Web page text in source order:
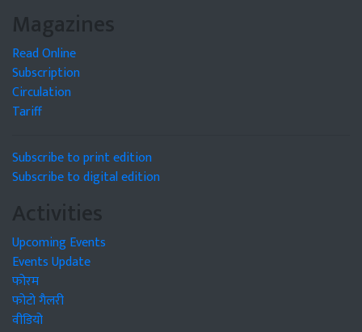
Magazines
Read Online
Subscription
Circulation
Tariff
Subscribe to print edition
Subscribe to digital edition
Activities
Upcoming Events
Events Update
फोरम
फोटो गैलरी
वीडियो